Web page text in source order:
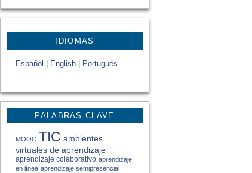
IDIOMAS
Español English Portugués
PALABRAS CLAVE
MOOC TIC ambientes
virtuales de aprendizaje
aprendizaje colaborativo aprendizaje
en línea aprendizaje semipresencial